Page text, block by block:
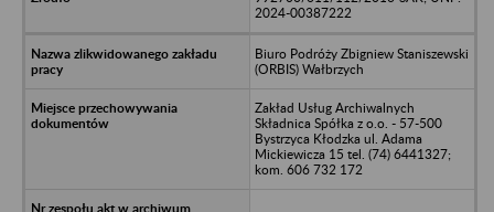
2024-00387222
Biuro Podróży Zbigniew Staniszewski
(ORBIS) Wałbrzych
Zakład Usług Archiwalnych
Składnica Spółka z o.o. - 57-500
Bystrzyca Kłodzka ul. Adama
Mickiewicza 15 tel. (74) 6441327;
kom. 606 732 172